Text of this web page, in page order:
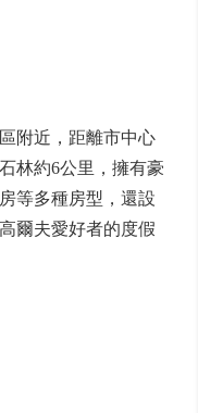
餅」，將路南乳餅
附近，距離市中心
林約6公里，擁有豪